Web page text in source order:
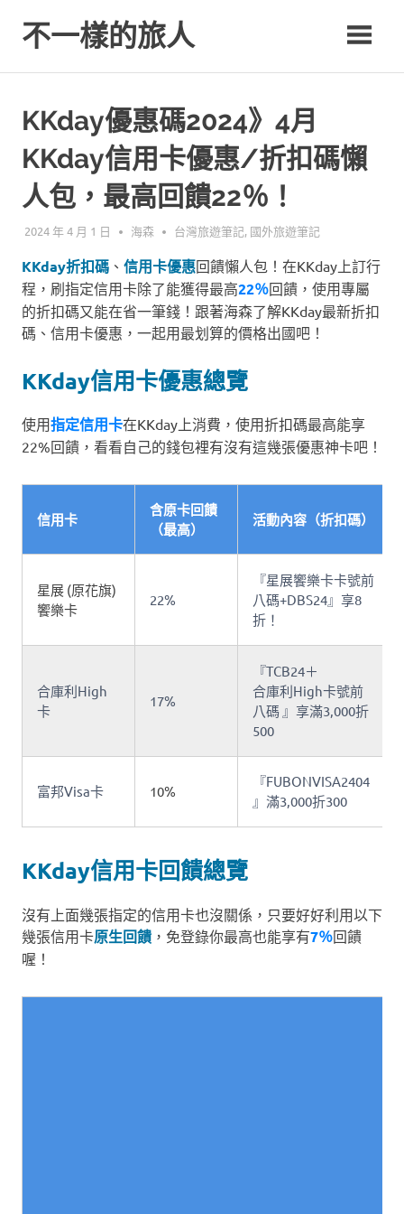
content
不一樣的旅人
KKday優惠碼2024》4月
KKday信用卡優惠/折扣碼懶
人包，最高回饋22％！
2024 年 4 月 1 日 海森 台灣旅遊筆記, 國外旅遊筆記
KKday折扣碼 、 信用卡優惠回饋懶人包！在KKday上訂行
程，刷指定信用卡除了能獲得最高22％回饋，使用專屬
的折扣碼又能在省一筆錢！跟著海森了解KKday最新折扣
碼、信用卡優惠，一起用最划算的價格出國吧！
KKday信用卡優惠總覽
使用指定信用卡在KKday上消費，使用折扣碼最高能享
22%回饋，看看自己的錢包裡有沒有這幾張優惠神卡吧！
信用卡
含原卡回饋
（最高）
活動內容（折扣碼）
星展 (原花旗)
饗樂卡
22%
『星展饗樂卡卡號前
八碼+DBS24』享8
折！
合庫利High
卡
17%
『TCB24＋
合庫利High卡號前
八碼 』享滿3,000折
500
富邦Visa卡 10%
『FUBONVISA2404
』滿3,000折300
KKday信用卡回饋總覽
沒有上面幾張指定的信用卡也沒關係，只要好好利用以下
幾張信用卡原生回饋 ，免登錄你最高也能享有7％回饋
喔！